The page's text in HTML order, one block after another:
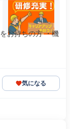
お持ちの方 ・機
気になる